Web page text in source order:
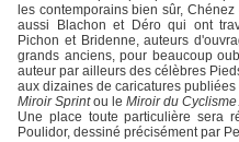
les contemporains bien sûr,
aussi Blachon et Déro qui ont
Pichon et Bridenne, auteurs
grands anciens, pour beaucoup
auteur par ailleurs des célèbres
aux dizaines de caricatures
Miroir Sprintou le Miroir du Cyclisme
Une place toute particulière sera
Poulidor, dessiné précisément par